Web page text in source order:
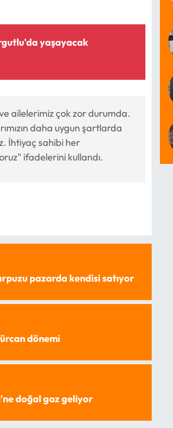
yaşayacak
ailelerimiz çok zor durumda.
daha uygun şartlarda
İhtiyaç sahibi her
ifadelerini kullandı.
pazarda kendisi satıyor
dönemi
doğal gaz geliyor